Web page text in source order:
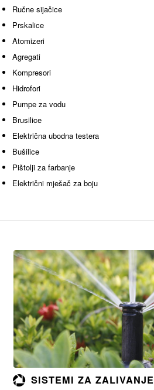
Ručne sijačice
Prskalice
Atomizeri
Agregati
Kompresori
Hidrofori
Pumpe za vodu
Brusilice
Električna ubodna testera
Bušilice
Pištolji za farbanje
Električni mješač za boju
Opširnije
SISTEMI ZA ZALIVANJE